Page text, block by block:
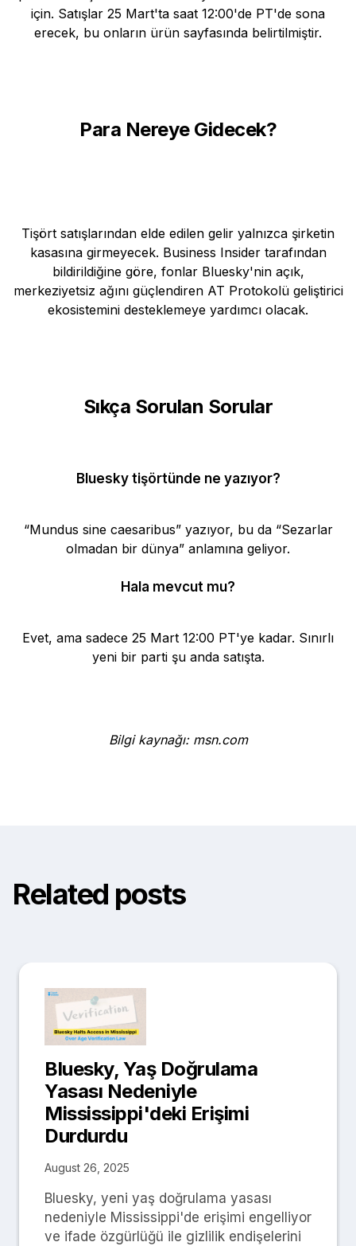
için. Satışlar 25 Mart'ta saat 12:00'de PT'de sona
erecek, bu onların ürün sayfasında belirtilmiştir.
Para Nereye Gidecek?
Tişört satışlarından elde edilen gelir yalnızca şirketin
kasasına girmeyecek. Business Insider tarafından
bildirildiğine göre, fonlar Bluesky'nin açık,
merkeziyetsiz ağını güçlendiren AT Protokolü geliştirici
ekosistemini desteklemeye yardımcı olacak.
Sıkça Sorulan Sorular
Bluesky tişörtünde ne yazıyor?
“Mundus sine caesaribus” yazıyor, bu da “Sezarlar
olmadan bir dünya” anlamına geliyor.
Hala mevcut mu?
Evet, ama sadece 25 Mart 12:00 PT'ye kadar. Sınırlı
yeni bir parti şu anda satışta.
Bilgi kaynağı: msn.com
Related posts
Bluesky, Yaş Doğrulama
Yasası Nedeniyle
Mississippi'deki Erişimi
Durdurdu
August 26, 2025
Bluesky, yeni yaş doğrulama yasası
nedeniyle Mississippi'de erişimi engelliyor
ve ifade özgürlüğü ile gizlilik endişelerini